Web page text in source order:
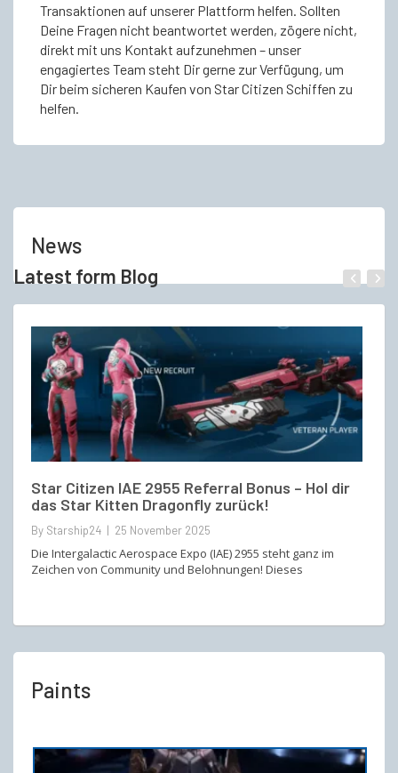
Transaktionen auf unserer Plattform helfen. Sollten
Deine Fragen nicht beantwortet werden, zögere nicht,
direkt mit uns Kontakt aufzunehmen – unser
engagiertes Team steht Dir gerne zur Verfügung, um
Dir beim sicheren Kaufen von Star Citizen Schiffen zu
helfen.
News
Latest form Blog
Star Citizen IAE 2955 Referral Bonus – Hol dir
das Star Kitten Dragonfly zurück!
By Starship24 | 25 November 2025
Die Intergalactic Aerospace Expo (IAE) 2955 steht ganz im
Zeichen von Community und Belohnungen! Dieses
Paints